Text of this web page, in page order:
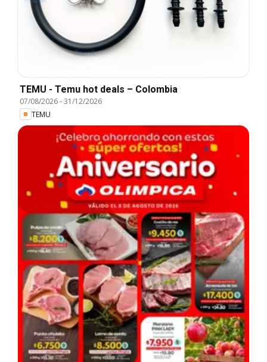
TEMU - Temu hot deals – Colombia
07/08/2026-31/12/2026
TEMU